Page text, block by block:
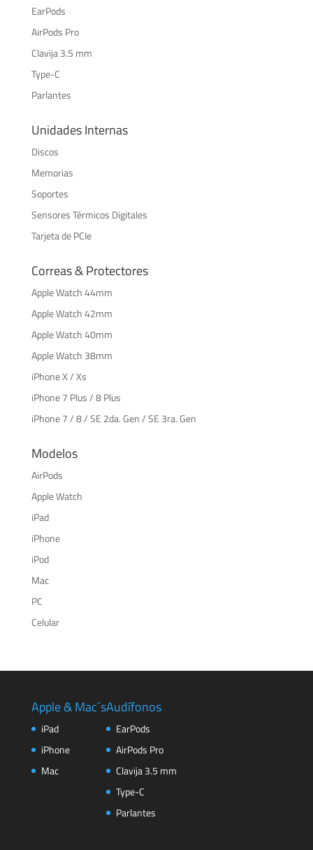
EarPods
AirPods Pro
Clavija 3.5 mm
Type-C
Parlantes
Unidades Internas
Discos
Memorias
Soportes
Sensores Térmicos Digitales
Tarjeta de PCIe
Correas & Protectores
Apple Watch 44mm
Apple Watch 42mm
Apple Watch 40mm
Apple Watch 38mm
iPhone X / Xs
iPhone 7 Plus / 8 Plus
iPhone 7 / 8 / SE 2da. Gen / SE 3ra. Gen
Modelos
AirPods
Apple Watch
iPad
iPhone
iPod
Mac
PC
Celular
Apple & Mac´s
iPad
iPhone
Mac
Audífonos
EarPods
AirPods Pro
Clavija 3.5 mm
Type-C
Parlantes